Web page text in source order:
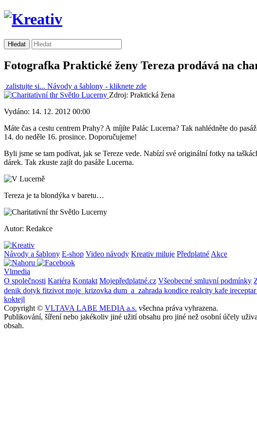
Fotografka Praktické ženy Tereza prodává na
zalistujte si... Návody a šablony - kliknete zde
Zdroj: Praktická žena
Vydáno: 14. 12. 2012 00:00
Máte čas a cestu centrem Prahy? A míjíte Palác Lucerna? Tak nahlédněte do
14. do neděle 16. prosince. Doporučujeme!
Byli jsme se tam podívat, jak se Tereze vede. Nabízí své originální fotky na
dárek. Tak zkuste zajít do pasáže Lucerna.
Tereza je ta blondýka v baretu…
Autor: Redakce
Návody a šablony E-shop Video návody Kreativ miluje Předplatné Akce
Vlmedia
O společnosti Kariéra Kontakt Mojepředplatné.cz Všeobecné smluvní podmínky
denik dotyk fitzivot moje_krizovka dum_a_zahrada kondice realcity kafe ireceptar
koktejl
Copyright © VLTAVA LABE MEDIA a.s. všechna práva vyhrazena.
Publikování, šíření nebo jakékoliv jiné užití obsahu pro jiné než osobní účely
obsah.